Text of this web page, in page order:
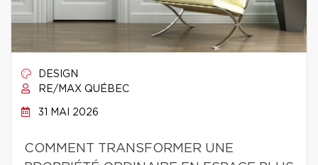
DESIGN
RE/MAX QUÉBEC
31 MAI 2026
COMMENT TRANSFORMER UNE